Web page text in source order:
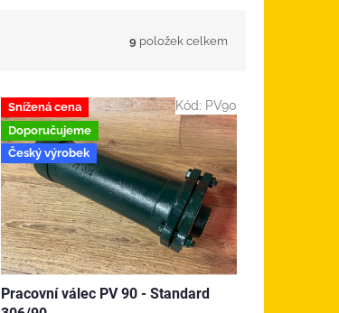
9 položek celkem
Snížená cena
Doporučujeme
Český výrobek
Pracovní válec PV 90 - Standard
Kód: PV90